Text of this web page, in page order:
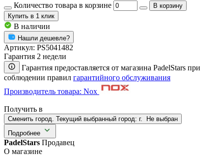
Количество товара в корзине
В корзину
Купить в 1 клик
В наличии
Нашли дешевле?
Артикул: PS5041482
Гарантия 2 недели
Гарантия предоставляется от магазина PadelStars при
соблюдении правил гарантийного обслуживания
Производитель товара: Nox
Получить в
Сменить город. Текущий выбранный город: г.
Не выбран
Подробнее
PadelStars Продавец
О магазине